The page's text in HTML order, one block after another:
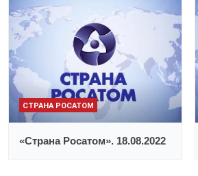
СТРАНА РОСАТОМ
«Страна Росатом». 18.08.2022